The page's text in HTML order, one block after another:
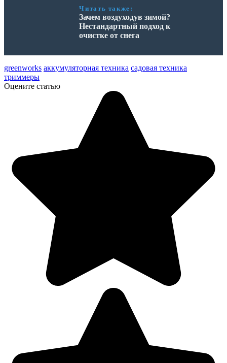
Читать также:
Зачем воздуходув зимой?
Нестандартный подход к
очистке от снега
greenworks аккумуляторная техника садовая техника
триммеры
Оцените статью